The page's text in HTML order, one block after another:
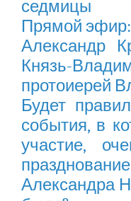
седмицы
Прямой эфир:
Александр
Князь-
протоиерей
Будет
события, в
участие,
Александра